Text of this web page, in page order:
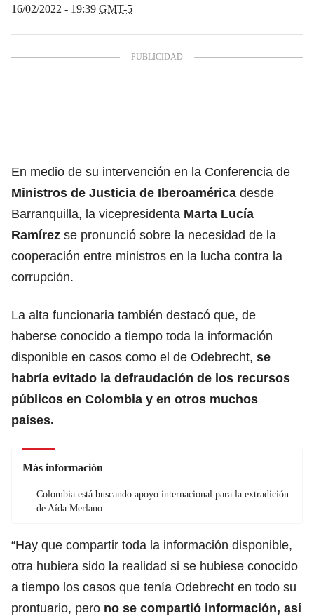
16/02/2022 - 19:39 GMT-5
En medio de su intervención en la Conferencia de
Ministros de Justicia de Iberoamérica desde
Barranquilla, la vicepresidenta Marta Lucía
Ramírez se pronunció sobre la necesidad de la
cooperación entre ministros en la lucha contra la
corrupción.
La alta funcionaria también destacó que, de
haberse conocido a tiempo toda la información
disponible en casos como el de Odebrecht, se
habría evitado la defraudación de los recursos
públicos en Colombia y en otros muchos
países.
Más información
Colombia está buscando apoyo internacional para la extradición
de Aída Merlano
“Hay que compartir toda la información disponible,
otra hubiera sido la realidad si se hubiese conocido
a tiempo los casos que tenía Odebrecht en todo su
prontuario, pero no se compartió información, así